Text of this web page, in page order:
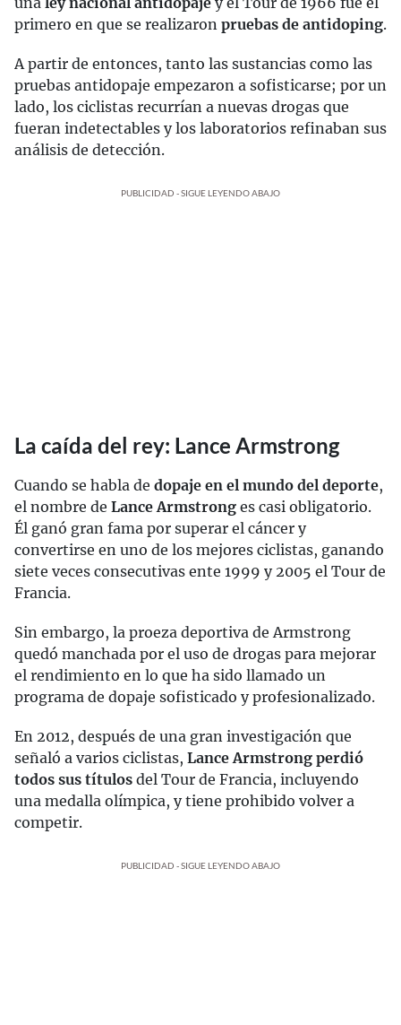
primero en que se realizaron pruebas de antidoping.
A partir de entonces, tanto las sustancias como las
pruebas antidopaje empezaron a sofisticarse; por un
lado, los ciclistas recurrían a nuevas drogas que
fueran indetectables y los laboratorios refinaban sus
análisis de detección.
PUBLICIDAD - SIGUE LEYENDO ABAJO
La caída del rey: Lance Armstrong
Cuando se habla de dopaje en el mundo del deporte,
el nombre de Lance Armstrong es casi obligatorio.
Él ganó gran fama por superar el cáncer y
convertirse en uno de los mejores ciclistas, ganando
siete veces consecutivas ente 1999 y 2005 el Tour de
Francia.
Sin embargo, la proeza deportiva de Armstrong
quedó manchada por el uso de drogas para mejorar
el rendimiento en lo que ha sido llamado un
programa de dopaje sofisticado y profesionalizado.
En 2012, después de una gran investigación que
señaló a varios ciclistas, Lance Armstrong perdió
todos sus títulos del Tour de Francia, incluyendo
una medalla olímpica, y tiene prohibido volver a
competir.
PUBLICIDAD - SIGUE LEYENDO ABAJO